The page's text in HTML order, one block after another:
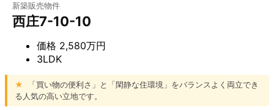
新築販売物件
西庄7-10-10
価格 2,580万円
3LDK
★
「買い物の便利さ」と「閑静な住環境」をバランスよく両立でき
る人気の高い立地です。